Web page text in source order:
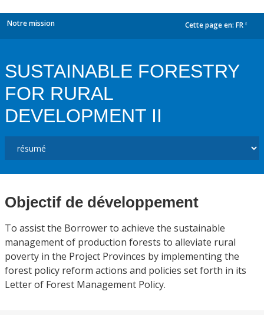
Notre mission Cette page en: FR
SUSTAINABLE FORESTRY
FOR RURAL
DEVELOPMENT II
Objectif de développement
To assist the Borrower to achieve the sustainable
management of production forests to alleviate rural
poverty in the Project Provinces by implementing the
forest policy reform actions and policies set forth in its
Letter of Forest Management Policy.